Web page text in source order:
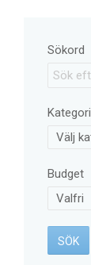
Sökord
Kategori
Budget